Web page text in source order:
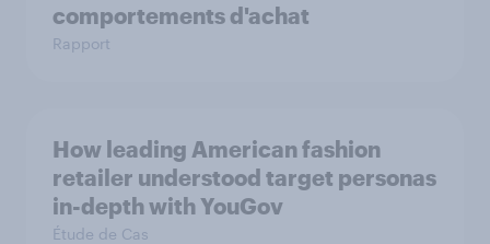
comportements d'achat
Rapport
How leading American fashion
retailer understood target personas
in-depth with YouGov
Étude de Cas